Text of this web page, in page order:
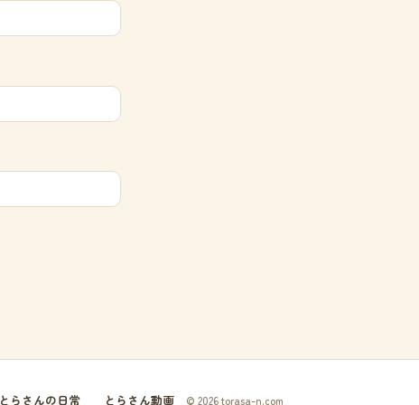
とらさんの日常 とらさん動画 © 2026 torasa-n.com